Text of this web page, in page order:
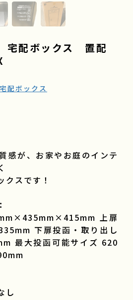
宅配ボックス 置配
配ボックス
感が、お家やお庭のインテ
クスです！
上扉
下扉投函・取り出し
最大投函可能サイズ 620
し